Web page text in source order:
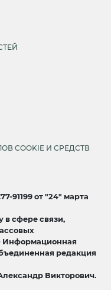
COOKIE И СРЕДСТВ
91199 от "24" марта
в сфере связи,
Информационная
редакция
Викторович.